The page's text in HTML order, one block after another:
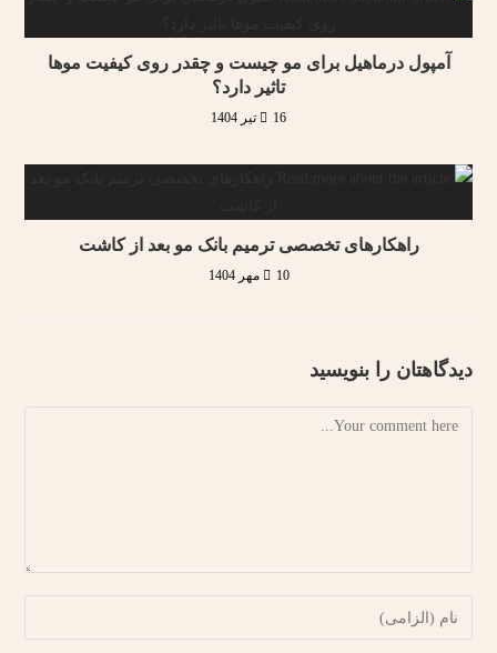
آمپول درماهیل برای مو چیست و چقدر روی کیفیت موها
تاثیر دارد؟
16 تیر 1404
راهکارهای تخصصی ترمیم بانک مو بعد از کاشت
10 مهر 1404
دیدگاهتان را بنویسید